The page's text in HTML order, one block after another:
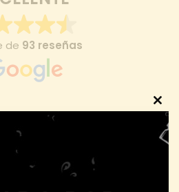
de 93 reseñas
finca que veo que tienen
this